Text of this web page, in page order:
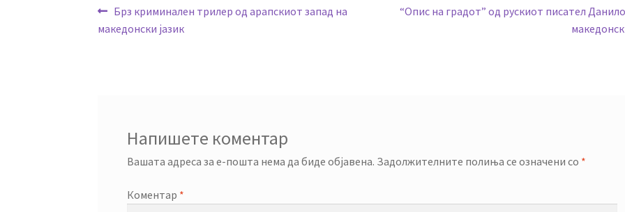
Навигација
на
Previous
post:
Брз криминален трилер од арапскиот запад на
македонски јазик
Next
“Опис на градот” од рускиот писател
Напишете коментар
Вашата адреса за е-пошта нема да биде објавена. Задолжителните полиња се означени со *
Коментар *